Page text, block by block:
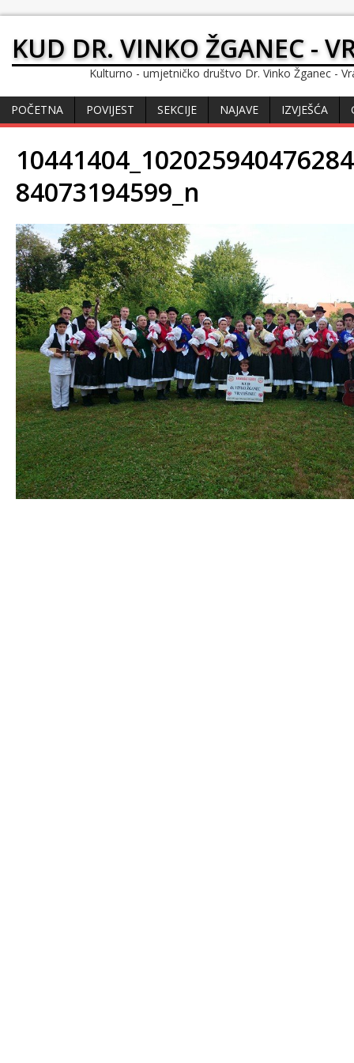
KUD DR. VINKO ŽGANEC -
Kulturno - umjetničko društvo Dr. Vinko Žganec -
POČETNA POVIJEST SEKCIJE NAJAVE IZVJEŠĆA
84073194599_n